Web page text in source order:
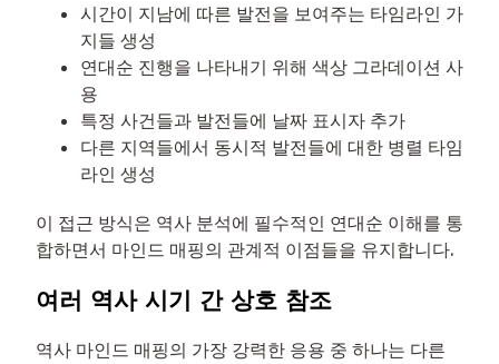
시간이 지남에 따른 발전을 보여주는 타임라인 가
지들 생성
연대순 진행을 나타내기 위해 색상 그라데이션 사
용
특정 사건들과 발전들에 날짜 표시자 추가
다른 지역들에서 동시적 발전들에 대한 병렬 타임
라인 생성
이 접근 방식은 역사 분석에 필수적인 연대순 이해를 통
합하면서 마인드 매핑의 관계적 이점들을 유지합니다.
여러 역사 시기 간 상호 참조
역사 마인드 매핑의 가장 강력한 응용 중 하나는 다른